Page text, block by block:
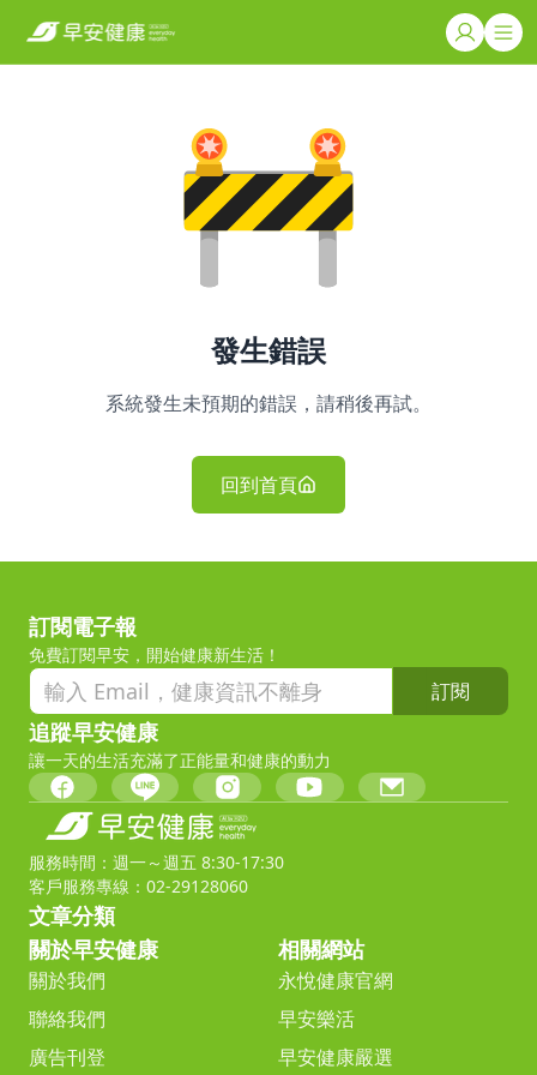
發生錯誤
系統發生未預期的錯誤，請稍後再試。
回到首頁
訂閱電子報
免費訂閱早安，開始健康新生活！
訂閱
追蹤早安健康
讓一天的生活充滿了正能量和健康的動力
服務時間：週一～週五 8:30-17:30
客戶服務專線：02-29128060
文章分類
關於早安健康
關於我們
聯絡我們
廣告刊登
相關網站
永悅健康官網
早安樂活
早安健康嚴選